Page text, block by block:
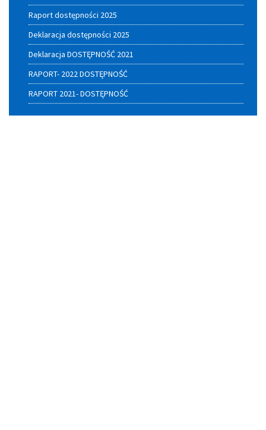
Raport dostępności 2025
Deklaracja dostępności 2025
Deklaracja DOSTĘPNOŚĆ 2021
RAPORT- 2022 DOSTĘPNOŚĆ
RAPORT 2021- DOSTĘPNOŚĆ